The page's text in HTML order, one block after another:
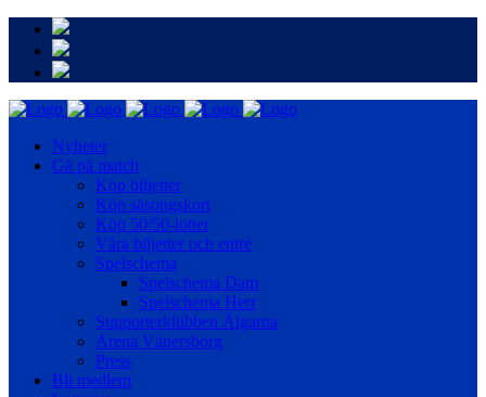
Nyheter
Gå på match
Köp biljetter
Köp säsongskort
Köp 50/50-lotter
Våra biljetter och entré
Spelschema
Spelschema Dam
Spelschema Herr
Supporterklubben Älgarna
Arena Vänersborg
Press
Bli medlem